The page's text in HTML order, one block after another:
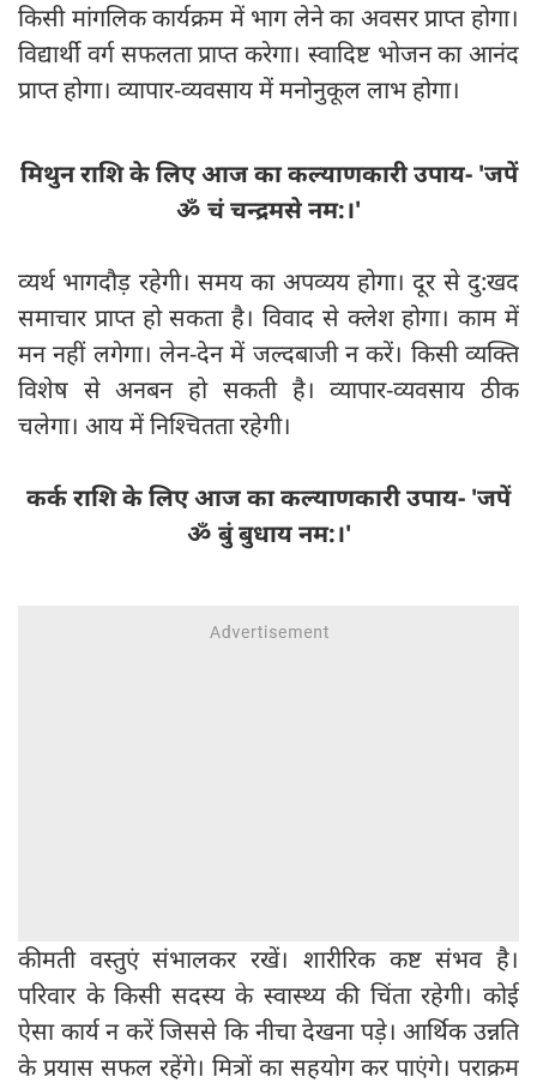
किसी मांगलिक कार्यक्रम में भाग लेने का अवसर प्राप्त होगा।
विद्यार्थी वर्ग सफलता प्राप्त करेगा। स्वादिष्ट भोजन का आनंद
प्राप्त होगा। व्यापार-व्यवसाय में मनोनुकूल लाभ होगा।
मिथुन राशि के लिए आज का कल्याणकारी उपाय- 'जपें
ॐ चं चन्द्रमसे नम:।'
व्यर्थ भागदौड़ रहेगी। समय का अपव्यय होगा। दूर से दु:खद
समाचार प्राप्त हो सकता है। विवाद से क्लेश होगा। काम में
मन नहीं लगेगा। लेन-देन में जल्दबाजी न करें। किसी व्यक्ति
विशेष से अनबन हो सकती है। व्यापार-व्यवसाय ठीक
चलेगा। आय में निश्चितता रहेगी।
कर्क राशि के लिए आज का कल्याणकारी उपाय- 'जपें
ॐ बुं बुधाय नम:।'
कीमती वस्तुएं संभालकर रखें। शारीरिक कष्ट संभव है।
परिवार के किसी सदस्य के स्वास्थ्य की चिंता रहेगी। कोई
ऐसा कार्य न करें जिससे कि नीचा देखना पड़े। आर्थिक उन्नति
के प्रयास सफल रहेंगे। मित्रों का सहयोग कर पाएंगे। पराक्रम